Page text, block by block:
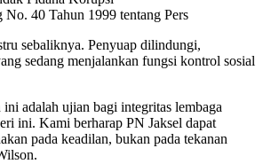
40 Tahun 1999 tentang Pers
sebaliknya. Penyuap dilindungi,
sedang menjalankan fungsi kontrol sosial
adalah ujian bagi integritas lembaga
ini. Kami berharap PN Jaksel dapat
pada keadilan, bukan pada tekanan